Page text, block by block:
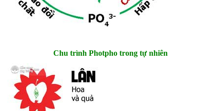
Chu trình Photpho trong tự nhiên